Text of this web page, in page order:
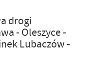
drogi
- Oleszyce -
Lubaczów -